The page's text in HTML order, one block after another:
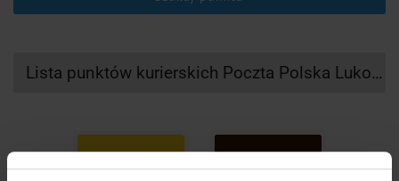
Lista punktów kurierskich Poczta Polska Lukowica
DHL UPS